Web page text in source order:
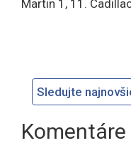
Martin 1, 11.
Sledujte
Komentáre